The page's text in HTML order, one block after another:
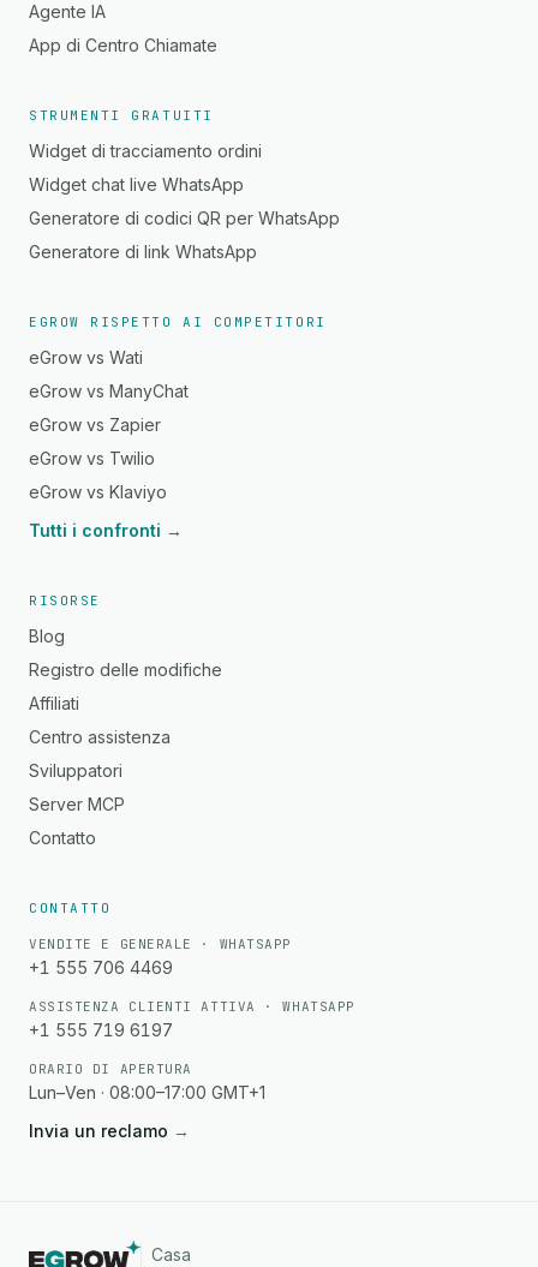
Agente IA
App di Centro Chiamate
STRUMENTI GRATUITI
Widget di tracciamento ordini
Widget chat live WhatsApp
Generatore di codici QR per WhatsApp
Generatore di link WhatsApp
EGROW RISPETTO AI COMPETITORI
eGrow vs Wati
eGrow vs ManyChat
eGrow vs Zapier
eGrow vs Twilio
eGrow vs Klaviyo
Tutti i confronti →
RISORSE
Blog
Registro delle modifiche
Affiliati
Centro assistenza
Sviluppatori
Server MCP
Contatto
CONTATTO
VENDITE E GENERALE · WHATSAPP
+1 555 706 4469
ASSISTENZA CLIENTI ATTIVA · WHATSAPP
+1 555 719 6197
ORARIO DI APERTURA
Lun–Ven · 08:00–17:00 GMT+1
Invia un reclamo →
Casa